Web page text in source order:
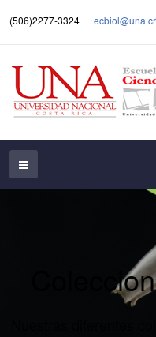
(506)2277-3324 ecbiol@una.cr
Nuestras diferentes